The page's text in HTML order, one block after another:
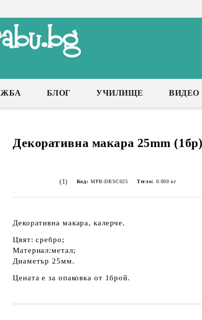
БЛОГ УЧИЛИЩЕ ВИДЕО
Декоративна макара 25mm (1бр)
(1) Код: MPB-DRSC025 Тегло: 0.000 кг
Декоративна макара, калерче.
Цвят: сребро;
Материал:метал;
Диаметър 25мм.
Цената е за опаковка от 1брой.